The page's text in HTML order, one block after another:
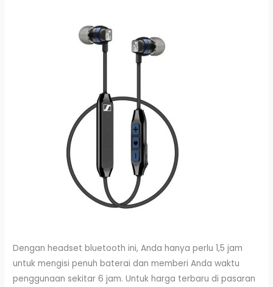
Dengan headset bluetooth ini, Anda hanya perlu 1,5 jam
untuk mengisi penuh baterai dan memberi Anda waktu
penggunaan sekitar 6 jam. Untuk harga terbaru di pasaran